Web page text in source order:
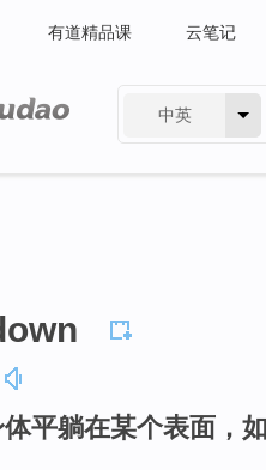
有道精品课 云笔记
中英
平躺在某个表面，